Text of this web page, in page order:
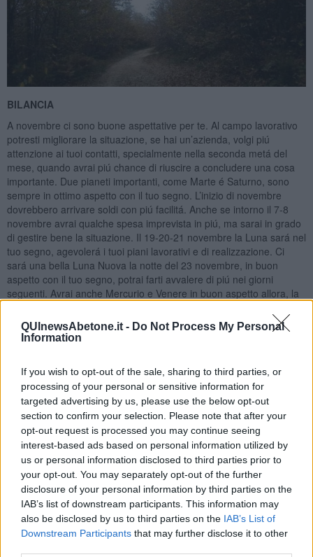
QUInewsAbetone.it - Do Not Process My Personal
Information
If you wish to opt-out of the sale, sharing to third parties, or
processing of your personal or sensitive information for
targeted advertising by us, please use the below opt-out
section to confirm your selection. Please note that after your
opt-out request is processed you may continue seeing
interest-based ads based on personal information utilized by
us or personal information disclosed to third parties prior to
your opt-out. You may separately opt-out of the further
disclosure of your personal information by third parties on the
IAB’s list of downstream participants. This information may
also be disclosed by us to third parties on the IAB’s List of
Downstream Participants that may further disclose it to other
BILANCIA
A novembre ci sono buone aspettative per te. Al campo lavorativo
potresti migliorare la situazione, se hai un’azienda, volgi piú
attenzione ai tuoi contatti, specialmente nella seconda metá del
mese, quando avrai piú chance di riuscire a concludere una cosa
importante. Due pianeti importanti, come Marte é Saturno, sono
sempre in ottimo aspetto con il tuo segno. L’inizio di novembre
dovrebbero arrivare soldi con piú facilitá. Anche se intorno il 7-8
novembre avrai qualche spesa imprevista in piú, ma sarai in grado
di gestire bene la situazione. Il 19-20-21 novembre la Luna sará nel
tuo segno, agevolerá i tuoi piani lavorativi e di realizzazione. Ci
sará una bella Luna Nuova la notte del 23 novembre, in buon
aspetto con il tuo segno, potrai farti avvalere di piú nei giorni
seguenti. Avrai anche Mercurio e Venere in buon aspetto allora, la
seguenti. Gli ultimi due giorni del mese ci sará uno sviluppo positivo
di una situazione. A livello della tua vita sentimentale é un periodo
denaro, intorno l’8 novembre. Se sei single, e vorresti conoscere
una persona, avrai piú probabilitá di buona riuscita nella seconda
parte del mese. I giorni piú probabili per un incontro saranno il 20-
21 novembre, piú chance per trovare la persona giusta l’avrai dopo
la Luna Nuova, il 24-25 novembre e il 28-29 novembre.
Il mese di novembre parte con ottime stelle per te. Mercurio e
Venere nel tuo segno agevoleranno le comunicazioni nel campo
lavorativo e sentimentale, nella prima metá del mese. Tante
situazioni poco stabili potrai chiarire in tutti gli ambiti della tua vita. É
probabile che devi prendere una decisione inerente alla famiglia,